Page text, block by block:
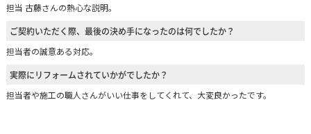
担当 古藤さんの熱心な説明。
ご契約いただく際、最後の決め手になったのは何でしたか？
担当者の誠意ある対応。
実際にリフォームされていかがでしたか？
担当者や施工の職人さんがいい仕事をしてくれて、大変良かったです。